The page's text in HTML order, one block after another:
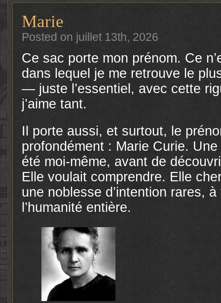
Marie
Posted on juillet 13th, 2026
Ce sac porte mon prénom. Ce
dans lequel je me retrouve le
— juste l’essentiel, avec cette
j’aime tant.
Il porte aussi, et surtout, le
profondément : Marie Curie.
été moi-même, avant de
Elle voulait comprendre. Elle
une noblesse d’intention rares,
l’humanité entière.